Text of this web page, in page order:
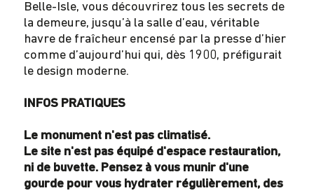
Belle-Isle, vous découvrirez tous les secrets de
la demeure, jusqu’à la salle d’eau, véritable
havre de fraîcheur encensé par la presse d’hier
comme d’aujourd’hui qui, dès 1900, préfigurait
le design moderne.
INFOS PRATIQUES
Le monument n'est pas climatisé.
Le site n'est pas équipé d'espace restauration,
ni de buvette. Pensez à vous munir d'une
gourde pour vous hydrater régulièrement, des